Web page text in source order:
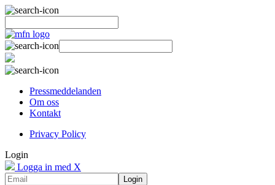
Pressmeddelanden
Om oss
Kontakt
Privacy Policy
Login
Logga in med X
Login